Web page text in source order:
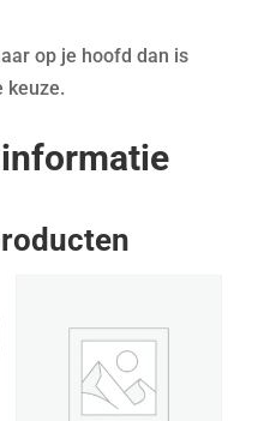
op je hoofd dan is
keuze.